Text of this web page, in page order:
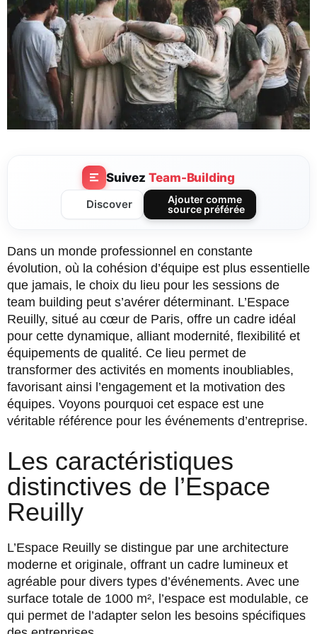
Suivez Team-Building
Discover
Ajouter comme
source préférée
Dans un monde professionnel en constante
évolution, où la cohésion d’équipe est plus essentielle
que jamais, le choix du lieu pour les sessions de
team building peut s’avérer déterminant. L’Espace
Reuilly, situé au cœur de Paris, offre un cadre idéal
pour cette dynamique, alliant modernité, flexibilité et
équipements de qualité. Ce lieu permet de
transformer des activités en moments inoubliables,
favorisant ainsi l’engagement et la motivation des
équipes. Voyons pourquoi cet espace est une
véritable référence pour les événements d’entreprise.
Les caractéristiques
distinctives de l’Espace
Reuilly
L’Espace Reuilly se distingue par une architecture
moderne et originale, offrant un cadre lumineux et
agréable pour divers types d’événements. Avec une
surface totale de 1000 m², l’espace est modulable, ce
qui permet de l’adapter selon les besoins spécifiques